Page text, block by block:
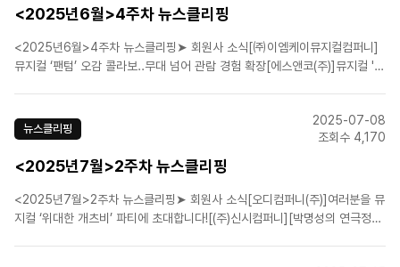
<2025년6월>4주차 뉴스클리핑
<2025년6월>4주차 뉴스클리핑➤ 회원사 소식[㈜이엠케이뮤지컬컴퍼니]
뮤지컬 ‘팬텀’ 오감 콜라보..무대 넘어 관람 경험 확장[에스앤코(주)]뮤지컬 '알
번가' 탭댄스 리허설 먼..
뉴스클리핑
2025-07-08
조회수 4,170
<2025년7월>2주차 뉴스클리핑
<2025년7월>2주차 뉴스클리핑➤ 회원사 소식[오디컴퍼니(주)]여러분을 뮤
지컬 ‘위대한 개츠비’ 파티에 초대합니다![(주)신시컴퍼니][박명성의 연극정